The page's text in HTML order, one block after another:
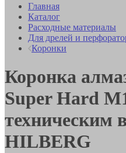
Главная
Каталог
Расходные материалы
Для дрелей и
Коронки
Коронка
Super Hard
техническим
HILBERG